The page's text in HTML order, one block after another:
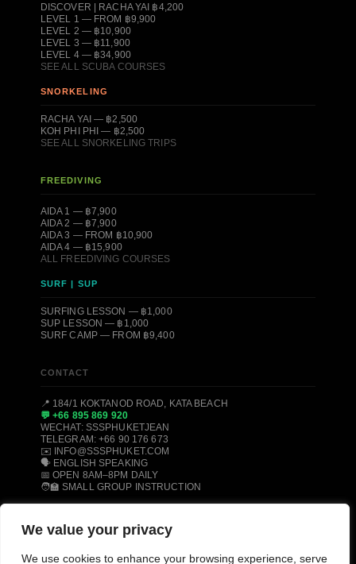
We value your privacy
We use cookies to enhance your browsing experience, serve
DISCOVER | RACHA YAI ฿4,200
LEVEL 1 — FROM ฿9,900
LEVEL 2 — ฿10,900
LEVEL 3 — ฿11,900
LEVEL 4 — ฿34,900
SEE ALL SCUBA COURSES
SNORKELING
RACHA YAI — ฿2,500
KOH PHI PHI — ฿2,500
SEE ALL SNORKELING TRIPS
FREEDIVING
AIDA 1 — ฿7,900
AIDA 2 — ฿7,900
AIDA 3 — FROM ฿10,900
AIDA 4 — ฿15,900
ALL FREEDIVING COURSES
SURF | SUP
SURFING LESSON — ฿1,000
SUP LESSON — ฿1,000
SURF CAMP — FROM ฿9,400
CONTACT
📍 184/1 KOKTANOD ROAD, KATA BEACH
💬 +66 895 869 920
WECHAT: SSSPHUKETJEAN
TELEGRAM: +66 90 176 673
✉️ INFO@SSSPHUKET.COM
🗣️ ENGLISH SPEAKING
📅 OPEN 8AM–8PM DAILY
🧑‍🏫 SMALL GROUP INSTRUCTION
KATA BEACH, PHUKET 83100, THAILAND